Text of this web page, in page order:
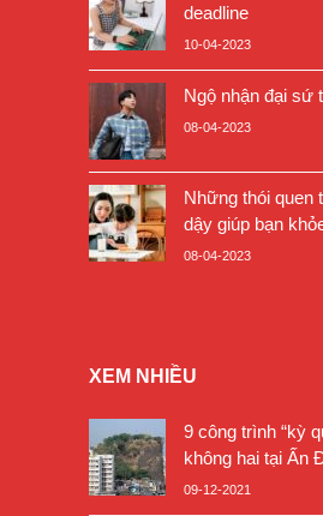
deadline
10-04-2023
Ngộ nhận đại sứ
08-04-2023
Những thói quen
dậy giúp bạn
08-04-2023
XEM NHIỀU
9 công trình “kỳ
không hai tại Ấn
09-12-2021